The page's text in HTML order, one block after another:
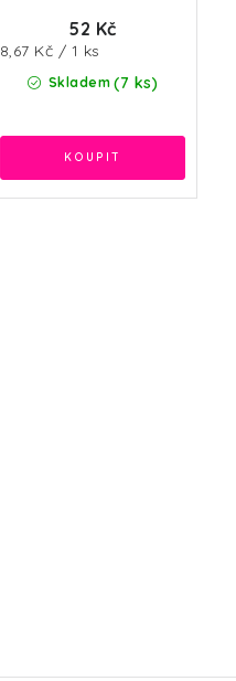
Skladem (7 ks)
52 Kč
Měrná
cena:
8,67 Kč / 1 ks